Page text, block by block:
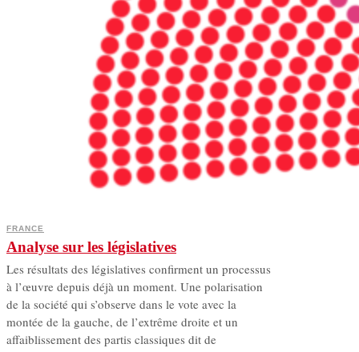
FRANCE
Analyse sur les législatives
Les résultats des législatives confirment un processus
à l’œuvre depuis déjà un moment. Une polarisation
de la société qui s’observe dans le vote avec la
montée de la gauche, de l’extrême droite et un
affaiblissement des partis classiques dit de